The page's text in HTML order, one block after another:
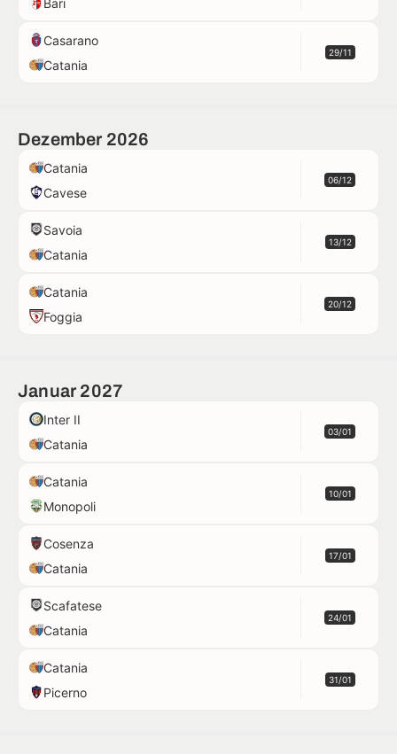
Casarano
Catania
29/11
Dezember 2026
Catania
Cavese
06/12
Savoia
Catania
13/12
Catania
Foggia
20/12
Januar 2027
Inter II
Catania
03/01
Catania
Monopoli
10/01
Cosenza
Catania
17/01
Scafatese
Catania
24/01
Catania
Picerno
31/01